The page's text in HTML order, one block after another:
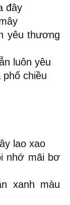
đây
yêu thương
luôn yêu
chiều
lao xao
nhớ mãi bơ
xanh màu